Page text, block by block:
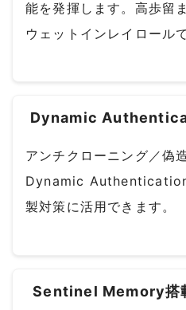
能を発揮します。高歩留
ウェットインレイロール
Dynamic
アンチクローニング／偽
Dynamic
製対策に活用できます。
Sentinel Memory搭